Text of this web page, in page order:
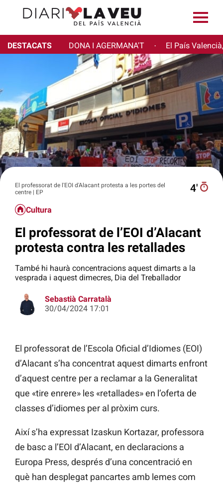
DESTACATS DONA I AGERMANA'T · El País
El professorat de l'EOI d'Alacant protesta a les portes del
centre | EP
4′
Cultura
El professorat de l’EOI d’Alacant
protesta contra les retallades
També hi haurà concentracions aquest dimarts a la
vesprada i aquest dimecres, Dia del Treballador
Sebastià Carratalà
30/04/2024 17:01
El professorat de l’Escola Oficial d’Idiomes (EOI)
d’Alacant s’ha concentrat aquest dimarts enfront
d’aquest centre per a reclamar a la Generalitat
que «tire enrere» les «retallades» en l’oferta de
classes d’idiomes per al pròxim curs.
Així s’ha expressat Izaskun Kortazar, professora
de basc a l’EOI d’Alacant, en declaracions a
Europa Press, després d’una concentració en
què han desplegat pancartes amb lemes com